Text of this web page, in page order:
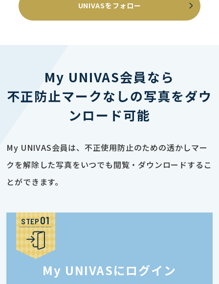
UNIVASをフォロー
My UNIVAS会員なら
不正防止マークなしの写真をダウ
ンロード可能
My UNIVAS会員は、不正使用防止のための透かしマー
クを解除した写真をいつでも閲覧・ダウンロードするこ
とができます。
STEP
My UNIVASにログイン